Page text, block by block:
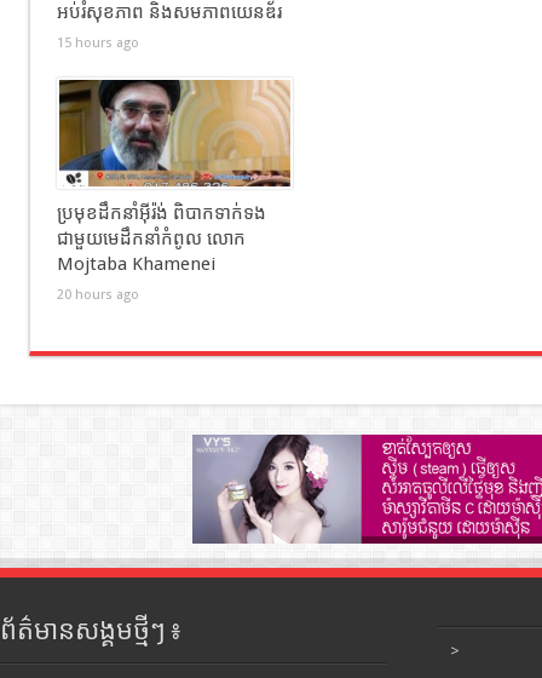
អប់រំសុខភាព និងសមភាពយេនឌ័រ
15 hours ago
ប្រមុខដឹកនាំអ៊ីរ៉ង់ ពិបាកទាក់ទង
ជាមួយមេដឹកនាំកំពូល លោក
Mojtaba Khamenei
20 hours ago
ព័ត៌មានសង្គមថ្មីៗ ៖
>